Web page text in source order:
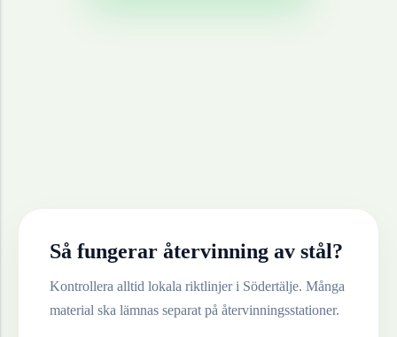
Så fungerar återvinning av stål?
Kontrollera alltid lokala riktlinjer i Södertälje. Många
material ska lämnas separat på återvinningsstationer.